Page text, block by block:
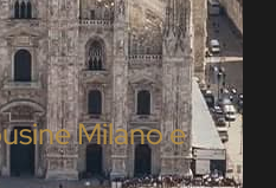
Milano e